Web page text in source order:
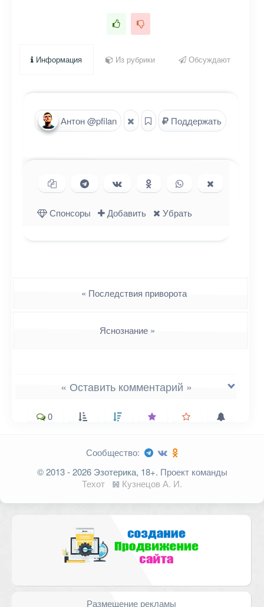
Информация Из рубрики Обсуждают
Антон @pfilan Поддержать
Копировать ссылку
Поделиться в Telegram
Поделиться ВКонтакте
Поделиться в
Одноклассниках
Поделиться в
WhatsApp
в X (Twitter)
Спонсоры
Добавить Убрать
« Последствия приворота
Яснознание »
« Оставить комментарий »
Ваш адрес email не будет
опубликован.
Обязательные поля
Комментарий
0
Сообщество:
© 2013 - 2026 Эзотерика, 18+. Проект команды
Техот
𝌴 Кузнецов А. И.
Размещение рекламы